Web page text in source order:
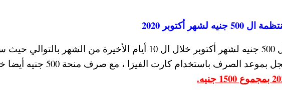
أكتوبر 2020
ومن المقرر أن يبدأ صرف منحة ال 500 جنيه لشهر أكتوبر خلال ال 10 أيام الأخيرة من الشهر
الصرف باستخدام كارت الفيزا ، مع صرف منحة 500 جنيه أيضا خلال